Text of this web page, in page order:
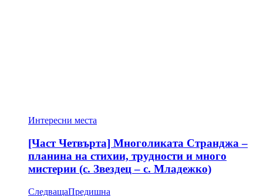
Интересни места
[Част Четвърта] Многоликата Странджа –
планина на стихии, трудности и много
мистерии (с. Звездец – с. Младежко)
СледващаПредишна